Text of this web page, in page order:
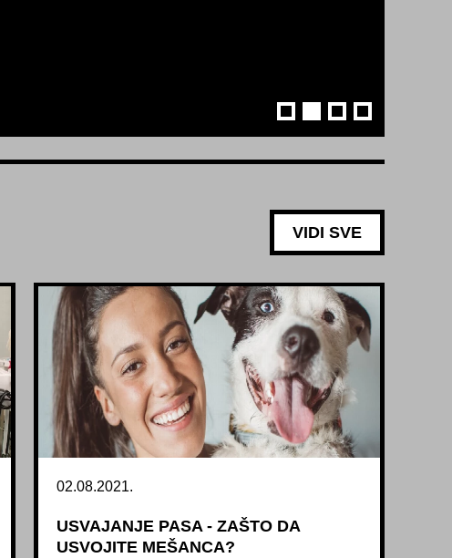
VIDI SVE
02.08.2021.
USVAJANJE PASA - ZAŠTO DA
USVOJITE MEŠANCA?